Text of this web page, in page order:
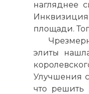
нагляднее
Инквизиция
площади.
элиты
Улучшения
что решить